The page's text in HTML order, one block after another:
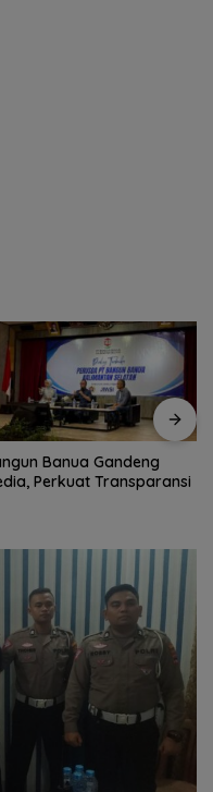
DPRD dan PUPR Balangan
Tinjau Jembatan Rusak di